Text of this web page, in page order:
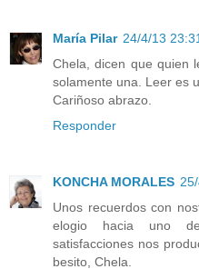
María Pilar 24/4/13
Chela, dicen que quien
solamente una. Leer es
Cariñoso abrazo.
Responder
KONCHA MORALES
Unos recuerdos con
elogio hacia uno
satisfacciones nos
besito, Chela.